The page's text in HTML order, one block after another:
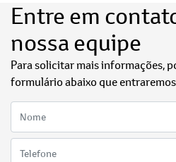
Entre em
nossa equipe
Para solicitar mais informações,
formulário abaixo que